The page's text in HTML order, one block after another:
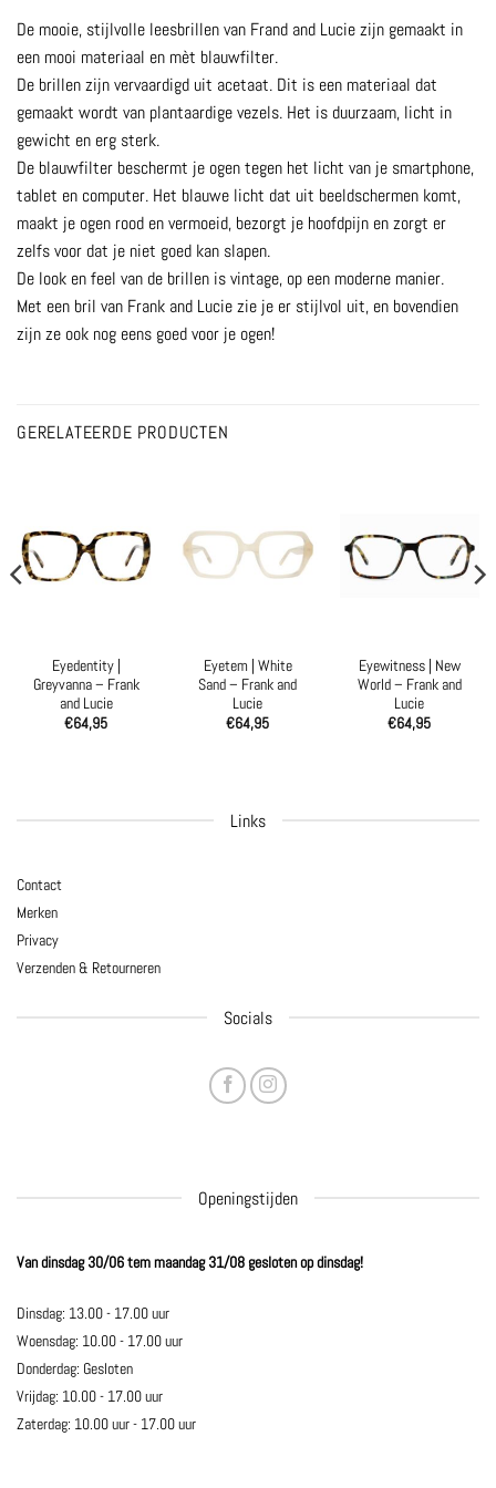
De mooie, stijlvolle leesbrillen van Frand and Lucie zijn gemaakt in
een mooi materiaal en mèt blauwfilter.
De brillen zijn vervaardigd uit acetaat. Dit is een materiaal dat
gemaakt wordt van plantaardige vezels. Het is duurzaam, licht in
gewicht en erg sterk.
De blauwfilter beschermt je ogen tegen het licht van je smartphone,
tablet en computer. Het blauwe licht dat uit beeldschermen komt,
maakt je ogen rood en vermoeid, bezorgt je hoofdpijn en zorgt er
zelfs voor dat je niet goed kan slapen.
De look en feel van de brillen is vintage, op een moderne manier.
Met een bril van Frank and Lucie zie je er stijlvol uit, en bovendien
zijn ze ook nog eens goed voor je ogen!
GERELATEERDE PRODUCTEN
Eyedentity |
Greyvanna – Frank
and Lucie
€64,95
Eyetem | White
Sand – Frank and
Lucie
€64,95
Eyewitness | New
World – Frank and
Lucie
€64,95
Links
Contact
Merken
Privacy
Verzenden & Retourneren
Socials
Openingstijden
Van dinsdag 30/06 tem maandag 31/08 gesloten op dinsdag!
Dinsdag: 13.00 - 17.00 uur
Woensdag: 10.00 - 17.00 uur
Donderdag: Gesloten
Vrijdag: 10.00 - 17.00 uur
Zaterdag: 10.00 uur - 17.00 uur